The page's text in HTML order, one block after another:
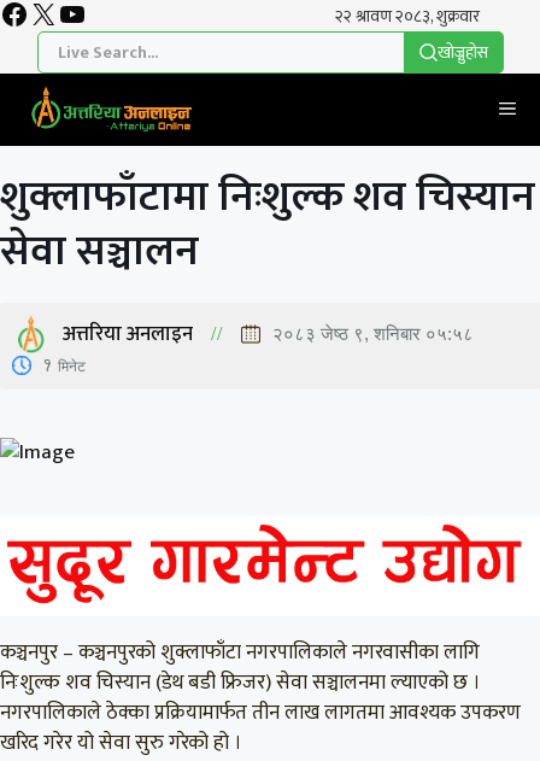
Skip
content
Facebook
X YouTube
खाेज्नुहाेस
शुक्लाफाँटामा निःशुल्क शव चिस्यान
सेवा सञ्चालन
अत्तरिया अनलाइन २०८३ जेष्ठ ९, शनिबार ०५:५८
1 मिनेट
कञ्चनपुर – कञ्चनपुरको शुक्लाफाँटा नगरपालिकाले नगरवासीका लागि
निःशुल्क शव चिस्यान (डेथ बडी फ्रिजर) सेवा सञ्चालनमा ल्याएको छ ।
नगरपालिकाले ठेक्का प्रक्रियामार्फत तीन लाख लागतमा आवश्यक उपकरण
खरिद गरेर यो सेवा सुरु गरेको हो ।